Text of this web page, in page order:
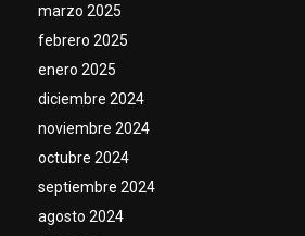
marzo 2025
febrero 2025
enero 2025
diciembre 2024
noviembre 2024
octubre 2024
septiembre 2024
agosto 2024